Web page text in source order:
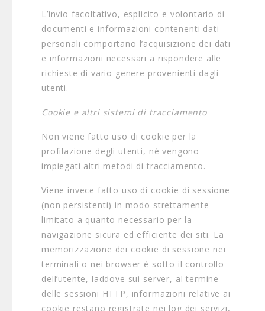
L’invio facoltativo, esplicito e volontario di
documenti e informazioni contenenti dati
personali comportano l’acquisizione dei dati
e informazioni necessari a rispondere alle
richieste di vario genere provenienti dagli
utenti.
Cookie e altri sistemi di tracciamento
Non viene fatto uso di cookie per la
profilazione degli utenti, né vengono
impiegati altri metodi di tracciamento.
Viene invece fatto uso di cookie di sessione
(non persistenti) in modo strettamente
limitato a quanto necessario per la
navigazione sicura ed efficiente dei siti. La
memorizzazione dei cookie di sessione nei
terminali o nei browser è sotto il controllo
dell’utente, laddove sui server, al termine
delle sessioni HTTP, informazioni relative ai
cookie restano registrate nei log dei servizi,